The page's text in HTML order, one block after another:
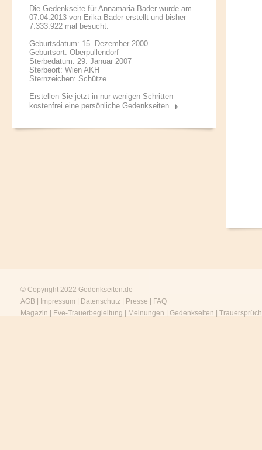
Die Gedenkseite für Annamaria Bader wurde am
07.04.2013 von Erika Bader erstellt und bisher
7.333.922 mal besucht.
Geburtsdatum: 15. Dezember 2000
Geburtsort: Oberpullendorf
Sterbedatum: 29. Januar 2007
Sterbeort: Wien AKH
Sternzeichen: Schütze
Erstellen Sie jetzt in nur wenigen Schritten
kostenfrei eine persönliche Gedenkseiten
© Copyright 2022 Gedenkseiten.de
AGB
Impressum Datenschutz Presse
FAQ
Magazin
Eve-Trauerbegleitung Meinungen Gedenkseiten